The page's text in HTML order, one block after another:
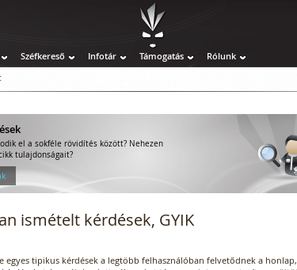
Széfkereső Infotár Támogatás Rólunk
el a sokféle rövidítés között? Nehezen
tulajdonságait?
ismételt kérdések, GYIK
egyes tipikus kérdések a legtöbb felhasználóban felvetődnek a honlap,